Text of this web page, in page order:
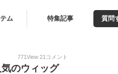
ム 特集記事 質問
771View 21 コメント
のウィッグ